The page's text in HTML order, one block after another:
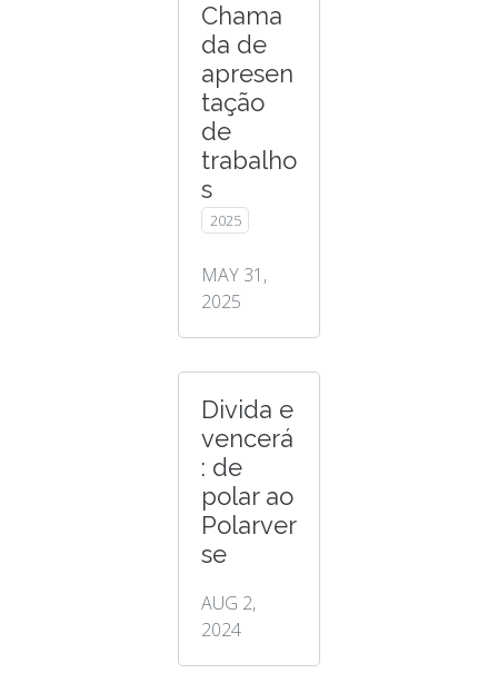
Chama
da de
apresen
tação
de
trabalho
s
2025
MAY 31,
2025
Divida e
vencerá
: de
polar ao
Polarver
se
AUG 2,
2024